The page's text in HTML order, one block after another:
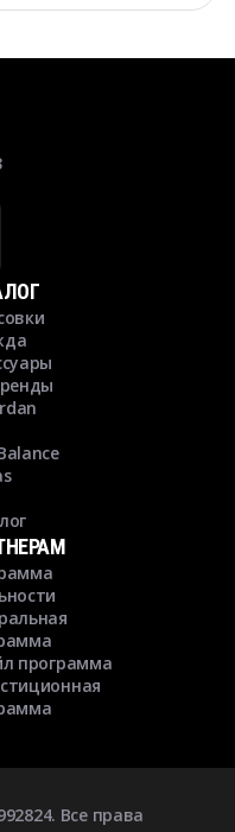
программа
Все права